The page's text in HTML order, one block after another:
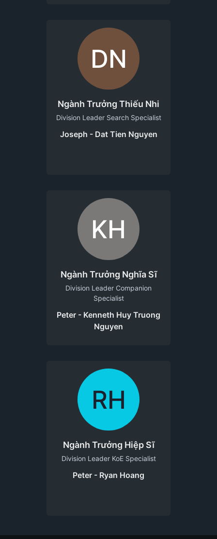
DN
Ngành Trưởng Thiếu Nhi
Division Leader Search Specialist
Joseph - Dat Tien Nguyen
KH
Ngành Trưởng Nghĩa Sĩ
Division Leader Companion
Specialist
Peter - Kenneth Huy Truong
Nguyen
RH
Ngành Trưởng Hiệp Sĩ
Division Leader KoE Specialist
Peter - Ryan Hoang